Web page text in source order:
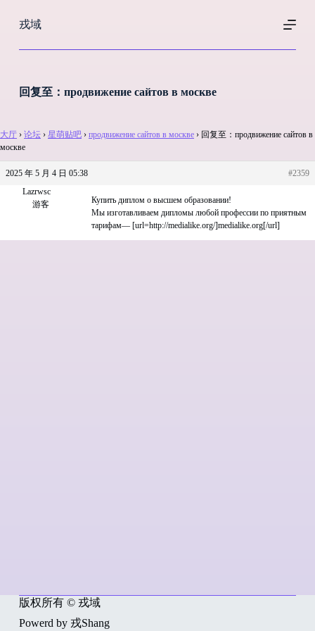
过
戎域
回复至：продвижение сайтов в москве
大厅 › 论坛 › 星萌贴吧 › продвижение сайтов в москве › 回复至：продвижение сайтов в
москве
2025 年 5 月 4 日 05:38
#2359
Lazrwsc
游客
Купить диплом о высшем образовании!
Мы изготавливаем дипломы любой профессии по приятным
тарифам— [url=http://medialike.org/]medialike.org[/url]
版权所有 © 戎域
Powerd by 戎Shang